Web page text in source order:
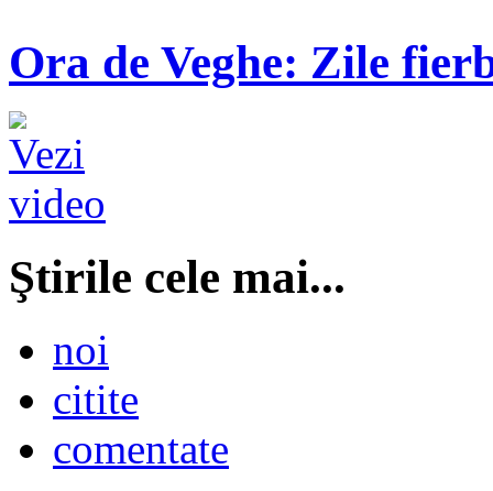
Ora de Veghe: Zile
Ştirile cele mai...
noi
citite
comentate